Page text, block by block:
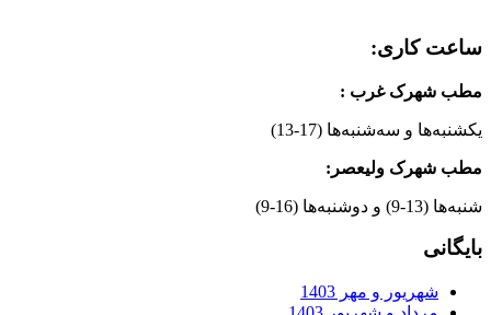
ساعت کاری:
مطب شهرک غرب :
یکشنبه‌ها و سه‌شنبه‌ها (17-13)
مطب شهرک ولیعصر:
شنبه‌ها (13-9) و دوشنبه‌ها (16-9)
بایگانی
شهریور و مهر 1403